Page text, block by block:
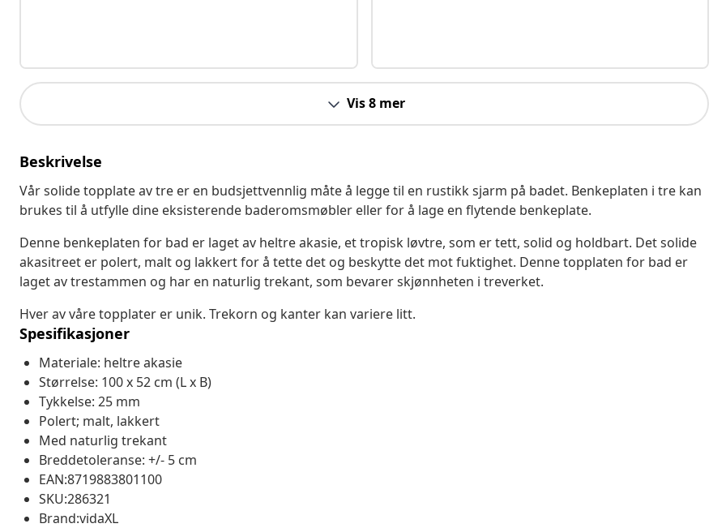
Vis 8 mer
Beskrivelse
Vår solide topplate av tre er en budsjettvennlig måte å legge til en rustikk sjarm på badet. Benkeplaten i tre kan
brukes til å utfylle dine eksisterende baderomsmøbler eller for å lage en flytende benkeplate.
Denne benkeplaten for bad er laget av heltre akasie, et tropisk løvtre, som er tett, solid og holdbart. Det solide
akasitreet er polert, malt og lakkert for å tette det og beskytte det mot fuktighet. Denne topplaten for bad er
laget av trestammen og har en naturlig trekant, som bevarer skjønnheten i treverket.
Hver av våre topplater er unik. Trekorn og kanter kan variere litt.
Spesifikasjoner
Materiale: heltre akasie
Størrelse: 100 x 52 cm (L x B)
Tykkelse: 25 mm
Polert; malt, lakkert
Med naturlig trekant
Breddetoleranse: +/- 5 cm
EAN:8719883801100
SKU:286321
Brand:vidaXL